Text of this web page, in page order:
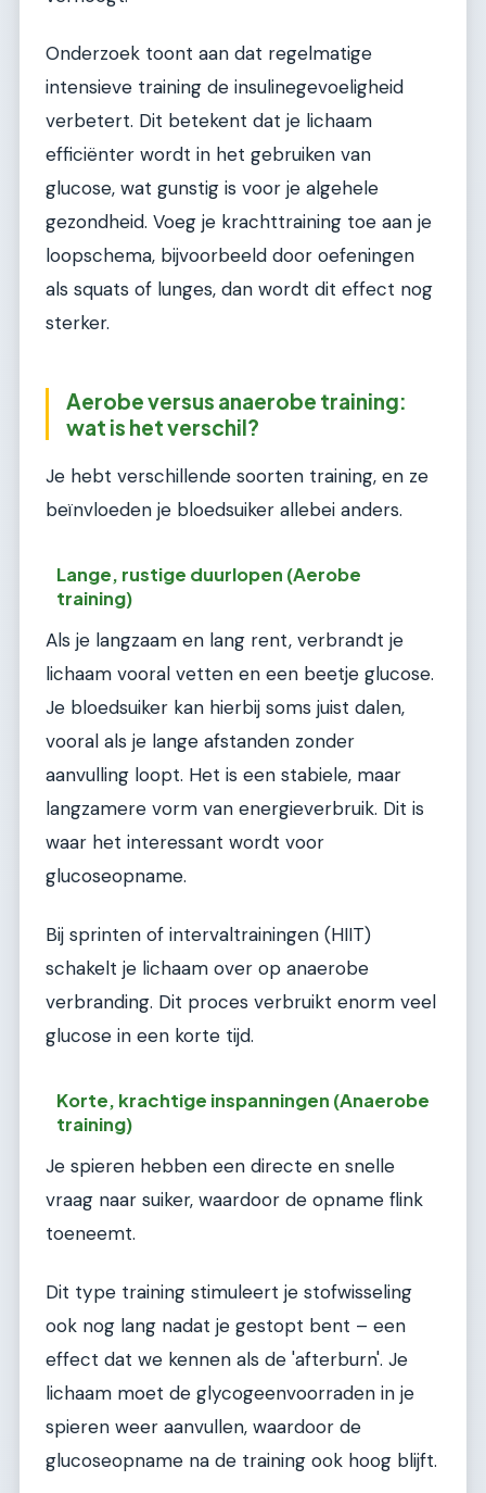
Onderzoek toont aan dat regelmatige
intensieve training de insulinegevoeligheid
verbetert. Dit betekent dat je lichaam
efficiënter wordt in het gebruiken van
glucose, wat gunstig is voor je algehele
gezondheid. Voeg je krachttraining toe aan je
loopschema, bijvoorbeeld door oefeningen
als squats of lunges, dan wordt dit effect nog
sterker.
Aerobe versus anaerobe training:
wat is het verschil?
Je hebt verschillende soorten training, en ze
beïnvloeden je bloedsuiker allebei anders.
Lange, rustige duurlopen (Aerobe
training)
Als je langzaam en lang rent, verbrandt je
lichaam vooral vetten en een beetje glucose.
Je bloedsuiker kan hierbij soms juist dalen,
vooral als je lange afstanden zonder
aanvulling loopt. Het is een stabiele, maar
langzamere vorm van energieverbruik. Dit is
waar het interessant wordt voor
glucoseopname.
Bij sprinten of intervaltrainingen (HIIT)
schakelt je lichaam over op anaerobe
verbranding. Dit proces verbruikt enorm veel
glucose in een korte tijd.
Korte, krachtige inspanningen (Anaerobe
training)
Je spieren hebben een directe en snelle
vraag naar suiker, waardoor de opname flink
toeneemt.
Dit type training stimuleert je stofwisseling
ook nog lang nadat je gestopt bent – een
effect dat we kennen als de 'afterburn'. Je
lichaam moet de glycogeenvoorraden in je
spieren weer aanvullen, waardoor de
glucoseopname na de training ook hoog blijft.